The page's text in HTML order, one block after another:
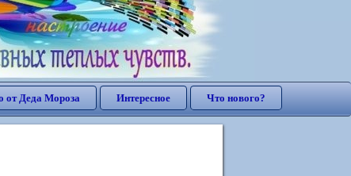
от Деда Мороза Интересное Что нового?